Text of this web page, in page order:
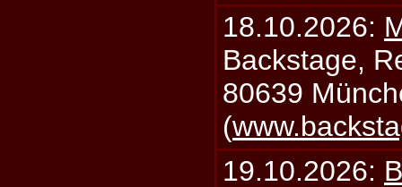
18.10.2026:
Backstage,
80639
(
19.10.2026: